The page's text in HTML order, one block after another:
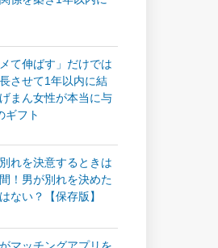
て伸ばす」だけでは
させて1年以内に結
まん女性が本当に与
ギフト
れを決意するときは
！男が別れを決めた
ない？【保存版】
マッチングアプリを